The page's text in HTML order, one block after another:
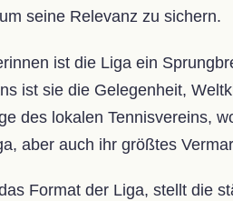
seine Relevanz zu sichern.
ist die Liga ein
ist sie die Gelegenheit,
des lokalen Tennisvereins,
aber auch ihr größtes
Format der Liga, stellt die